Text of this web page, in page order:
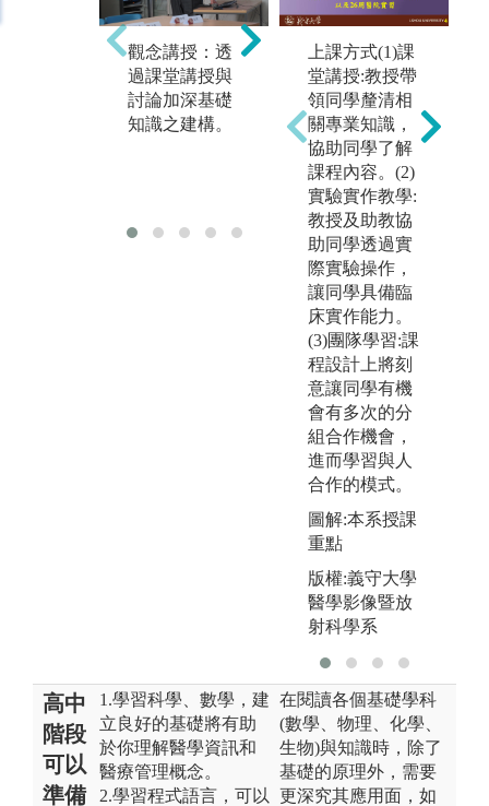
觀念講授：透
過課堂講授與
討論加深基礎
知識之建構。
數據整合：運
用程式或統計
工具分析進行
資料擷取、比
較與運用。
上課方式(1)課
堂講授:教授帶
領同學釐清相
關專業知識，
協助同學了解
課程內容。(2)
實驗實作教學:
教授及助教協
助同學透過實
際實驗操作，
讓同學具備臨
床實作能力。
(3)團隊學習:課
程設計上將刻
意讓同學有機
會有多次的分
組合作機會，
進而學習與人
合作的模式。
圖解:本系授課
重點
版權:義守大學
醫學影像暨放
射科學系
高中
階段
可以
準備
1.學習科學、數學，建
立良好的基礎將有助
於你理解醫學資訊和
醫療管理概念。
2.學習程式語言，可以
在閱讀各個基礎學科
(數學、物理、化學、
生物)與知識時，除了
基礎的原理外，需要
更深究其應用面，如